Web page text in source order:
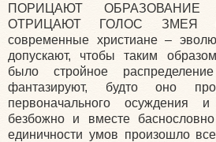
ПОРИЦАЮТ
ОТРИЦАЮТ ГОЛОС ЗМЕЯ
современные христиане –
допускают, чтобы таким
было стройное
фантазируют, будто оно
первоначального осуждения
безбожно и вместе
единичности умов произошло